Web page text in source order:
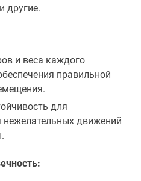
другие.
и веса каждого
правильной
для
нежелательных движений